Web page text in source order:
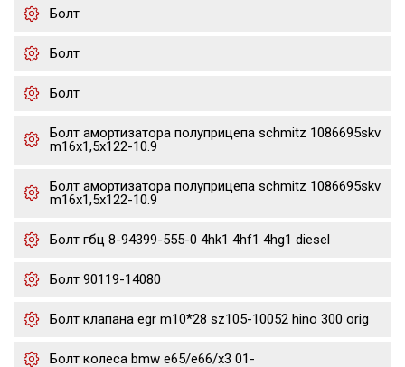
Болт
Болт
Болт
Болт амортизатора полуприцепа schmitz 1086695skv
m16x1,5х122-10.9
Болт амортизатора полуприцепа schmitz 1086695skv
m16x1,5х122-10.9
Болт гбц 8-94399-555-0 4hk1 4hf1 4hg1 diesel
Болт 90119-14080
Болт клапана egr m10*28 sz105-10052 hino 300 orig
Болт колеса bmw e65/e66/x3 01-